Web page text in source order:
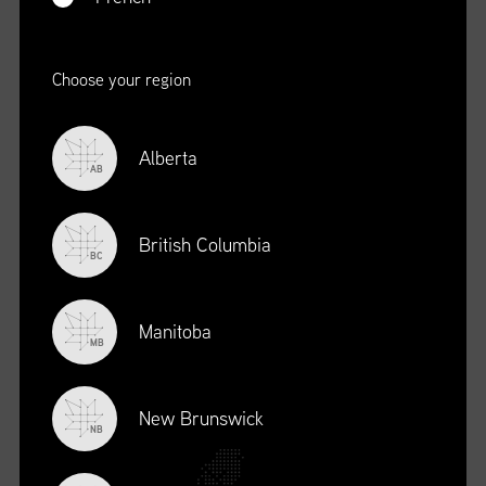
PARTNERS
Choose your region
AB Alberta
BC British Columbia
MB Manitoba
NB New Brunswick